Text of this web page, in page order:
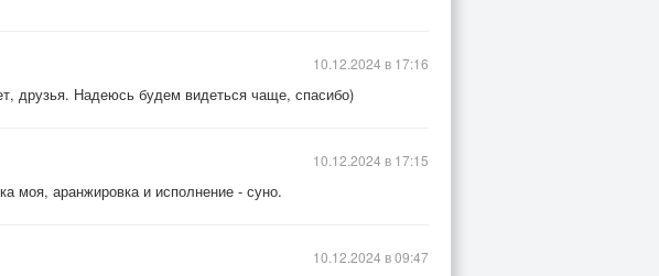
друзья. Надеюсь будем видеться чаще, спасибо)
10.12.2024 в 17:16
моя, аранжировка и исполнение - суно.
10.12.2024 в 17:15
10.12.2024 в 09:47